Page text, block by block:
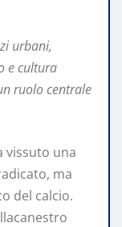
urbani,
e cultura
ruolo centrale
vissuto una
ma
del calcio.